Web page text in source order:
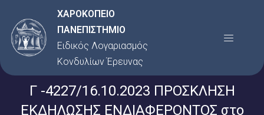
στο
περιεχόμενο
ΧΑΡΟΚΟΠΕΙΟ
ΠΑΝΕΠΙΣΤΗΜΙΟ
Ειδικός Λογαριασμός
Κονδυλίων Έρευνας
Menu
Γ -4227/16.10.2023 ΠΡΟΣΚΛΗΣΗ
ΕΚΔΗΛΩΣΗΣ ΕΝΔΙΑΦΕΡΟΝΤΟΣ στο